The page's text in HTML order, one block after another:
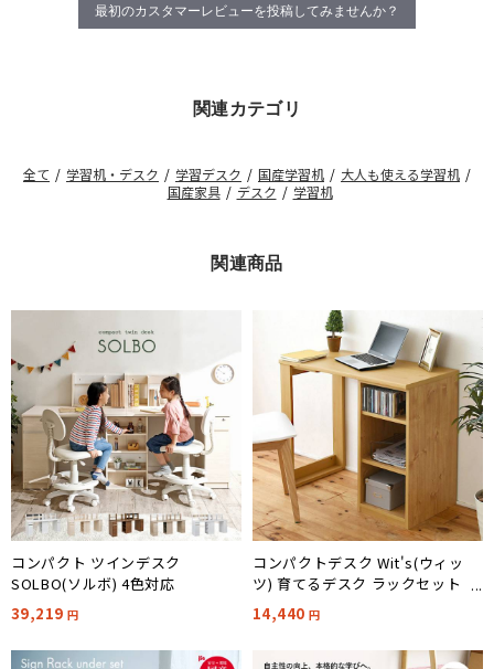
最初のカスタマーレビューを投稿してみませんか？
関連カテゴリ
全て / 学習机・デスク / 学習デスク / 国産学習机 / 大人も使える学習机 /
国産家具 / デスク / 学習机
関連商品
コンパクト ツインデスク
SOLBO(ソルボ) 4色対応
39,219 円
コンパクトデスク Wit's(ウィッ
ツ) 育てるデスク ラックセット
FWD-0001
14,440 円